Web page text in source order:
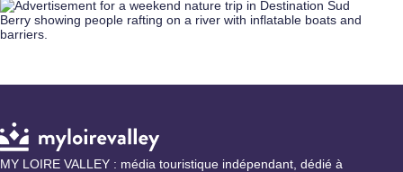
MY LOIRE VALLEY : média touristique indépendant, dédié à